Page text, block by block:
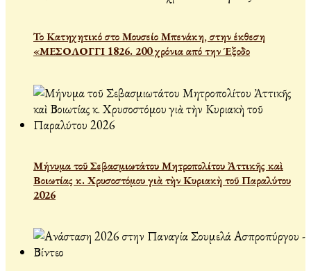
Το Κατηχητικό στο Μουσείο Μπενάκη, στην έκθεση
«ΜΕΣΟΛΟΓΓΙ 1826. 200 χρόνια από την Έξοδο
Μήνυμα τοῦ Σεβασμιωτάτου Μητροπολίτου Ἀττικῆς καὶ
Βοιωτίας κ. Χρυσοστόμου γιὰ τὴν Κυριακὴ τοῦ Παραλύτου
2026